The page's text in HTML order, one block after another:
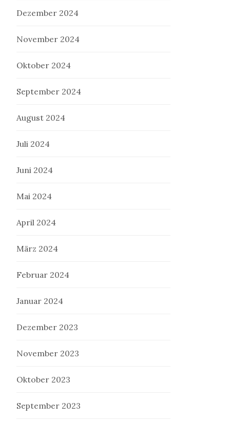
Dezember 2024
November 2024
Oktober 2024
September 2024
August 2024
Juli 2024
Juni 2024
Mai 2024
April 2024
März 2024
Februar 2024
Januar 2024
Dezember 2023
November 2023
Oktober 2023
September 2023